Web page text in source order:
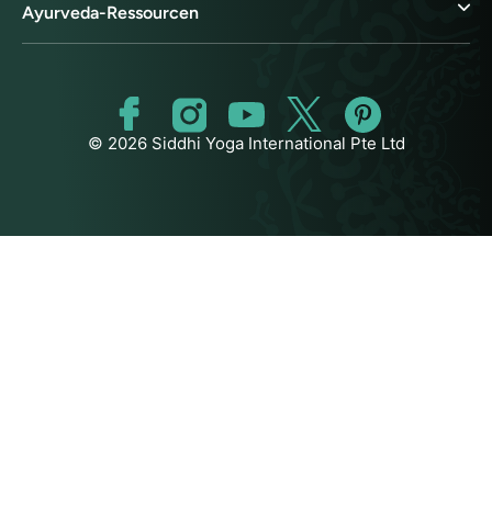
Ayurveda-Ressourcen
© 2026 Siddhi Yoga International Pte Ltd